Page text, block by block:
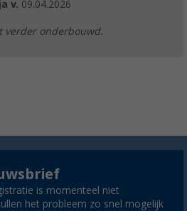
v. 09.04.2026
verder onderbouwd.
is momenteel niet
het probleem zo snel mogelijk